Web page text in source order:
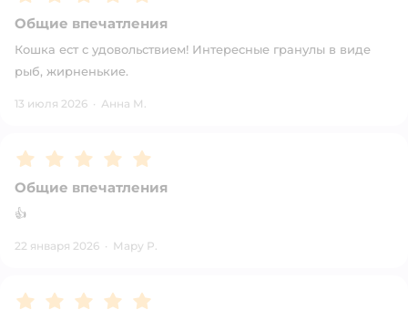
Общие впечатления
Кошка ест с удовольствием! Интересные гранулы в виде
рыб, жирненькие.
13 июля 2026 · Анна М.
Рейтинг:5
Общие впечатления
👍
22 января 2026 · Мару Р.
Рейтинг:5